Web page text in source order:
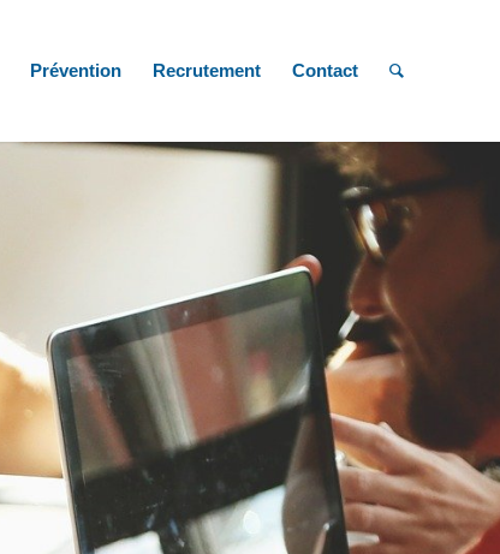
Prévention Recrutement Contact